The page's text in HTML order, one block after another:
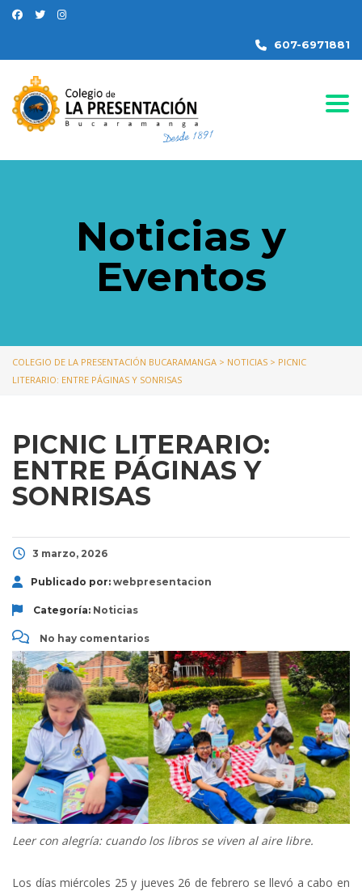
607-6971881
Noticias y
Eventos
COLEGIO DE LA PRESENTACIÓN BUCARAMANGA > NOTICIAS > PICNIC
LITERARIO: ENTRE PÁGINAS Y SONRISAS
PICNIC LITERARIO:
ENTRE PÁGINAS Y
SONRISAS
3 marzo, 2026
Publicado por: webpresentacion
Categoría: Noticias
No hay comentarios
Leer con alegría: cuando los libros se viven al aire libre.
Los días miércoles 25 y jueves 26 de febrero se llevó a cabo en